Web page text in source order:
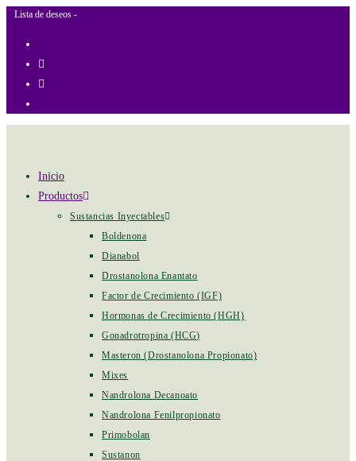
Lista de deseos -
Inicio
Productos
Sustancias Inyectables
Boldenona
Dianabol
Drostanolona Enantato
Factor de Crecimiento (IGF)
Hormonas de Crecimiento (HGH)
Gonadrotropina (HCG)
Masteron (Drostanolona Propionato)
Mixes
Nandrolona Decanoato
Nandrolona Fenilpropionato
Primobolan
Sustanon
+ GASTOS DE ENVIO